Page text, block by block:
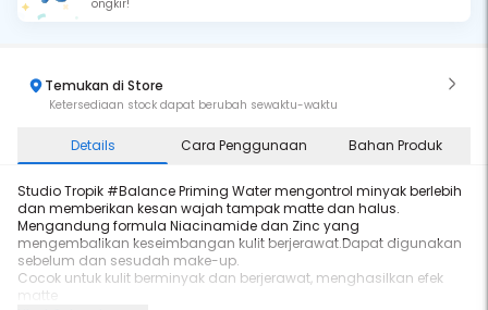
ongkir!
Temukan di Store
Ketersediaan stock dapat berubah sewaktu-waktu
Details Cara Penggunaan Bahan Produk
Studio Tropik #Balance Priming Water mengontrol minyak berlebih
dan memberikan kesan wajah tampak matte dan halus.
Mengandung formula Niacinamide dan Zinc yang
mengembalikan keseimbangan kulit berjerawat.Dapat digunakan
sebelum dan sesudah make-up.
Cocok untuk kulit berminyak dan berjerawat, menghasilkan efek
matte